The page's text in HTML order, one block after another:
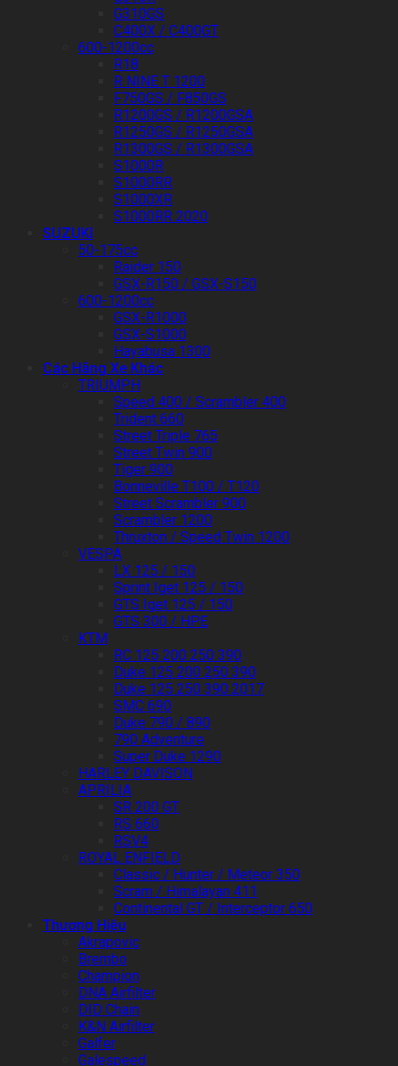
G310GS
C400X / C400GT
600-1200cc
R18
R NINE T 1200
F750GS / F850GS
R1200GS / R1200GSA
R1250GS / R1250GSA
R1300GS / R1300GSA
S1000R
S1000RR
S1000XR
S1000RR 2020
SUZUKI
50-175cc
Raider 150
GSX-R150 / GSX-S150
600-1200cc
GSX-R1000
GSX-S1000
Hayabusa 1300
Các Hãng Xe Khác
TRIUMPH
Speed 400 / Scrambler 400
Trident 660
Street Triple 765
Street Twin 900
Tiger 900
Bonneville T100 / T120
Street Scrambler 900
Scrambler 1200
Thruxton / Speed Twin 1200
VESPA
LX 125 / 150
Sprint Iget 125 / 150
GTS Iget 125 / 150
GTS 300 / HPE
KTM
RC 125 200 250 390
Duke 125 200 250 390
Duke 125 250 390 2017
SMC 690
Duke 790 / 890
790 Adventure
Super Duke 1290
HARLEY DAVISON
APRILIA
SR 200 GT
RS 660
RSV4
ROYAL ENFIELD
Classic / Hunter / Meteor 350
Scram / Himalayan 411
Continental GT / Interceptor 650
Thương Hiệu
Akrapovic
Brembo
Champion
DNA Airfilter
DID Chain
K&N Airfilter
Galfer
Galespeed